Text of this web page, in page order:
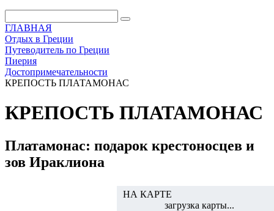
ГЛАВНАЯ
Отдых в Греции
Путеводитель по Греции
Пиерия
Достопримечательности
КРЕПОСТЬ ПЛАТАМОНАС
КРЕПОСТЬ ПЛАТАМОНАС
Платамонас: подарок крестоносцев и
зов Ираклиона
НА КАРТЕ
загрузка карты...